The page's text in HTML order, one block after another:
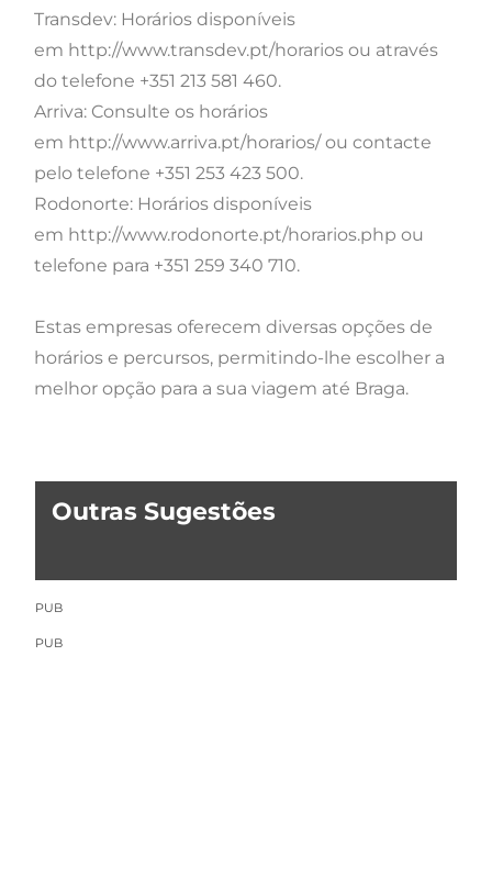
Transdev: Horários disponíveis
em http://www.transdev.pt/horarios ou através
do telefone +351 213 581 460.
Arriva: Consulte os horários
em http://www.arriva.pt/horarios/ ou contacte
pelo telefone +351 253 423 500.
Rodonorte: Horários disponíveis
em http://www.rodonorte.pt/horarios.php ou
telefone para +351 259 340 710.
Estas empresas oferecem diversas opções de
horários e percursos, permitindo-lhe escolher a
melhor opção para a sua viagem até Braga.
Outras Sugestões
PUB
PUB